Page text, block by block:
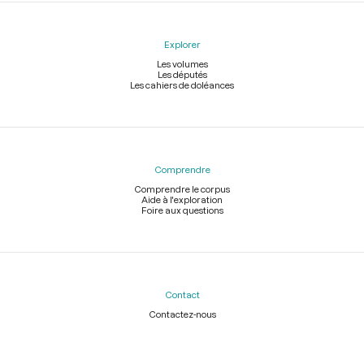
Explorer
Les volumes
Les députés
Les cahiers de doléances
Comprendre
Comprendre le corpus
Aide à l'exploration
Foire aux questions
Contact
Contactez-nous